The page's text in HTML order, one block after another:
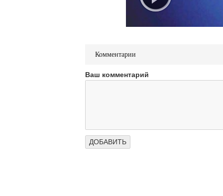
Комментарии
Ваш комментарий